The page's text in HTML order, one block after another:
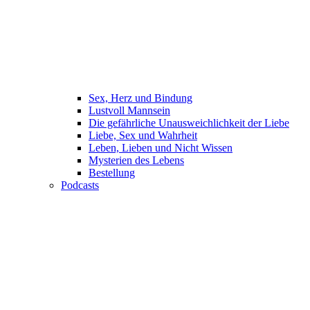
Sex, Herz und Bindung
Lustvoll Mannsein
Die gefährliche Unausweichlichkeit der Liebe
Liebe, Sex und Wahrheit
Leben, Lieben und Nicht Wissen
Mysterien des Lebens
Bestellung
Podcasts